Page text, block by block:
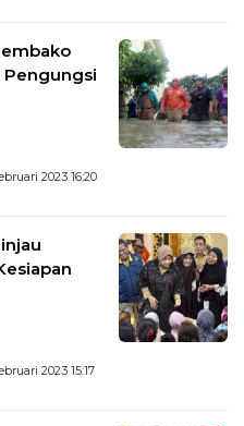
Pengungsi
2023 16:20
2023 15:17